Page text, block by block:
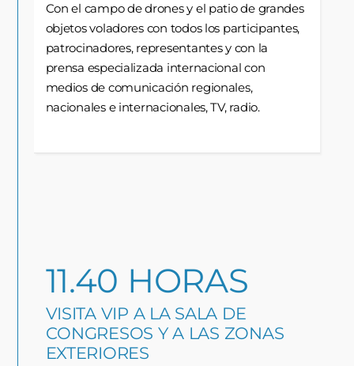
Con el campo de drones y el patio de grandes
objetos voladores con todos los participantes,
patrocinadores, representantes y con la
prensa especializada internacional con
medios de comunicación regionales,
nacionales e internacionales, TV, radio.
11.40 HORAS
VISITA VIP A LA SALA DE
CONGRESOS Y A LAS ZONAS
EXTERIORES